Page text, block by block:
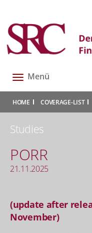
Toggle
navigation
Menü
HOME | COVERAGE-LIST |
Studies
PORR
21.11.2025
(update after
November)